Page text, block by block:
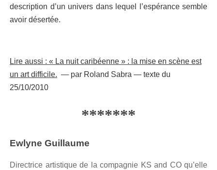
description d’un univers dans lequel l’espérance semble
avoir désertée.
Lire aussi : « La nuit caribéenne » : la mise en scène est
un art difficile. — par Roland Sabra — texte du
25/10/2010
*******
Ewlyne Guillaume
Directrice artistique de la compagnie KS and CO qu’elle